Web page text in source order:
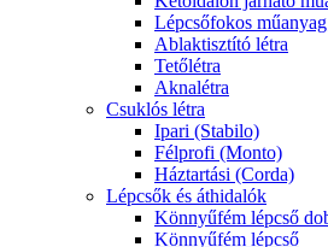
Lépcsőfokos
Ablaktisztító létra
Tetőlétra
Aknalétra
Csuklós létra
Ipari (Stabilo)
Félprofi (Monto)
Háztartási (Corda)
Lépcsők és áthidalók
Könnyűfém lépcső
Könnyűfém lépcső